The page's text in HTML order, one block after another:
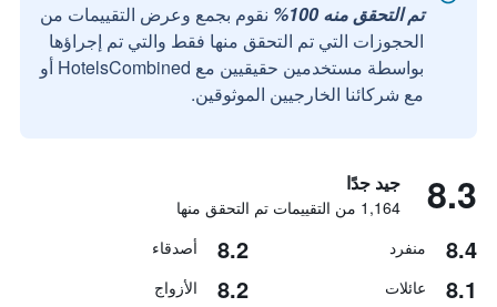
تم التحقق منه 100%
نقوم بجمع وعرض التقييمات من
الحجوزات التي تم التحقق منها فقط والتي تم إجراؤها
بواسطة مستخدمين حقيقيين مع HotelsCombined أو
مع شركائنا الخارجيين الموثوقين.
8.3 جيد جدًا
1,164 من التقييمات تم التحقق منها
8.4 منفرد 8.2 أصدقاء
8.1 عائلات 8.2 الأزواج